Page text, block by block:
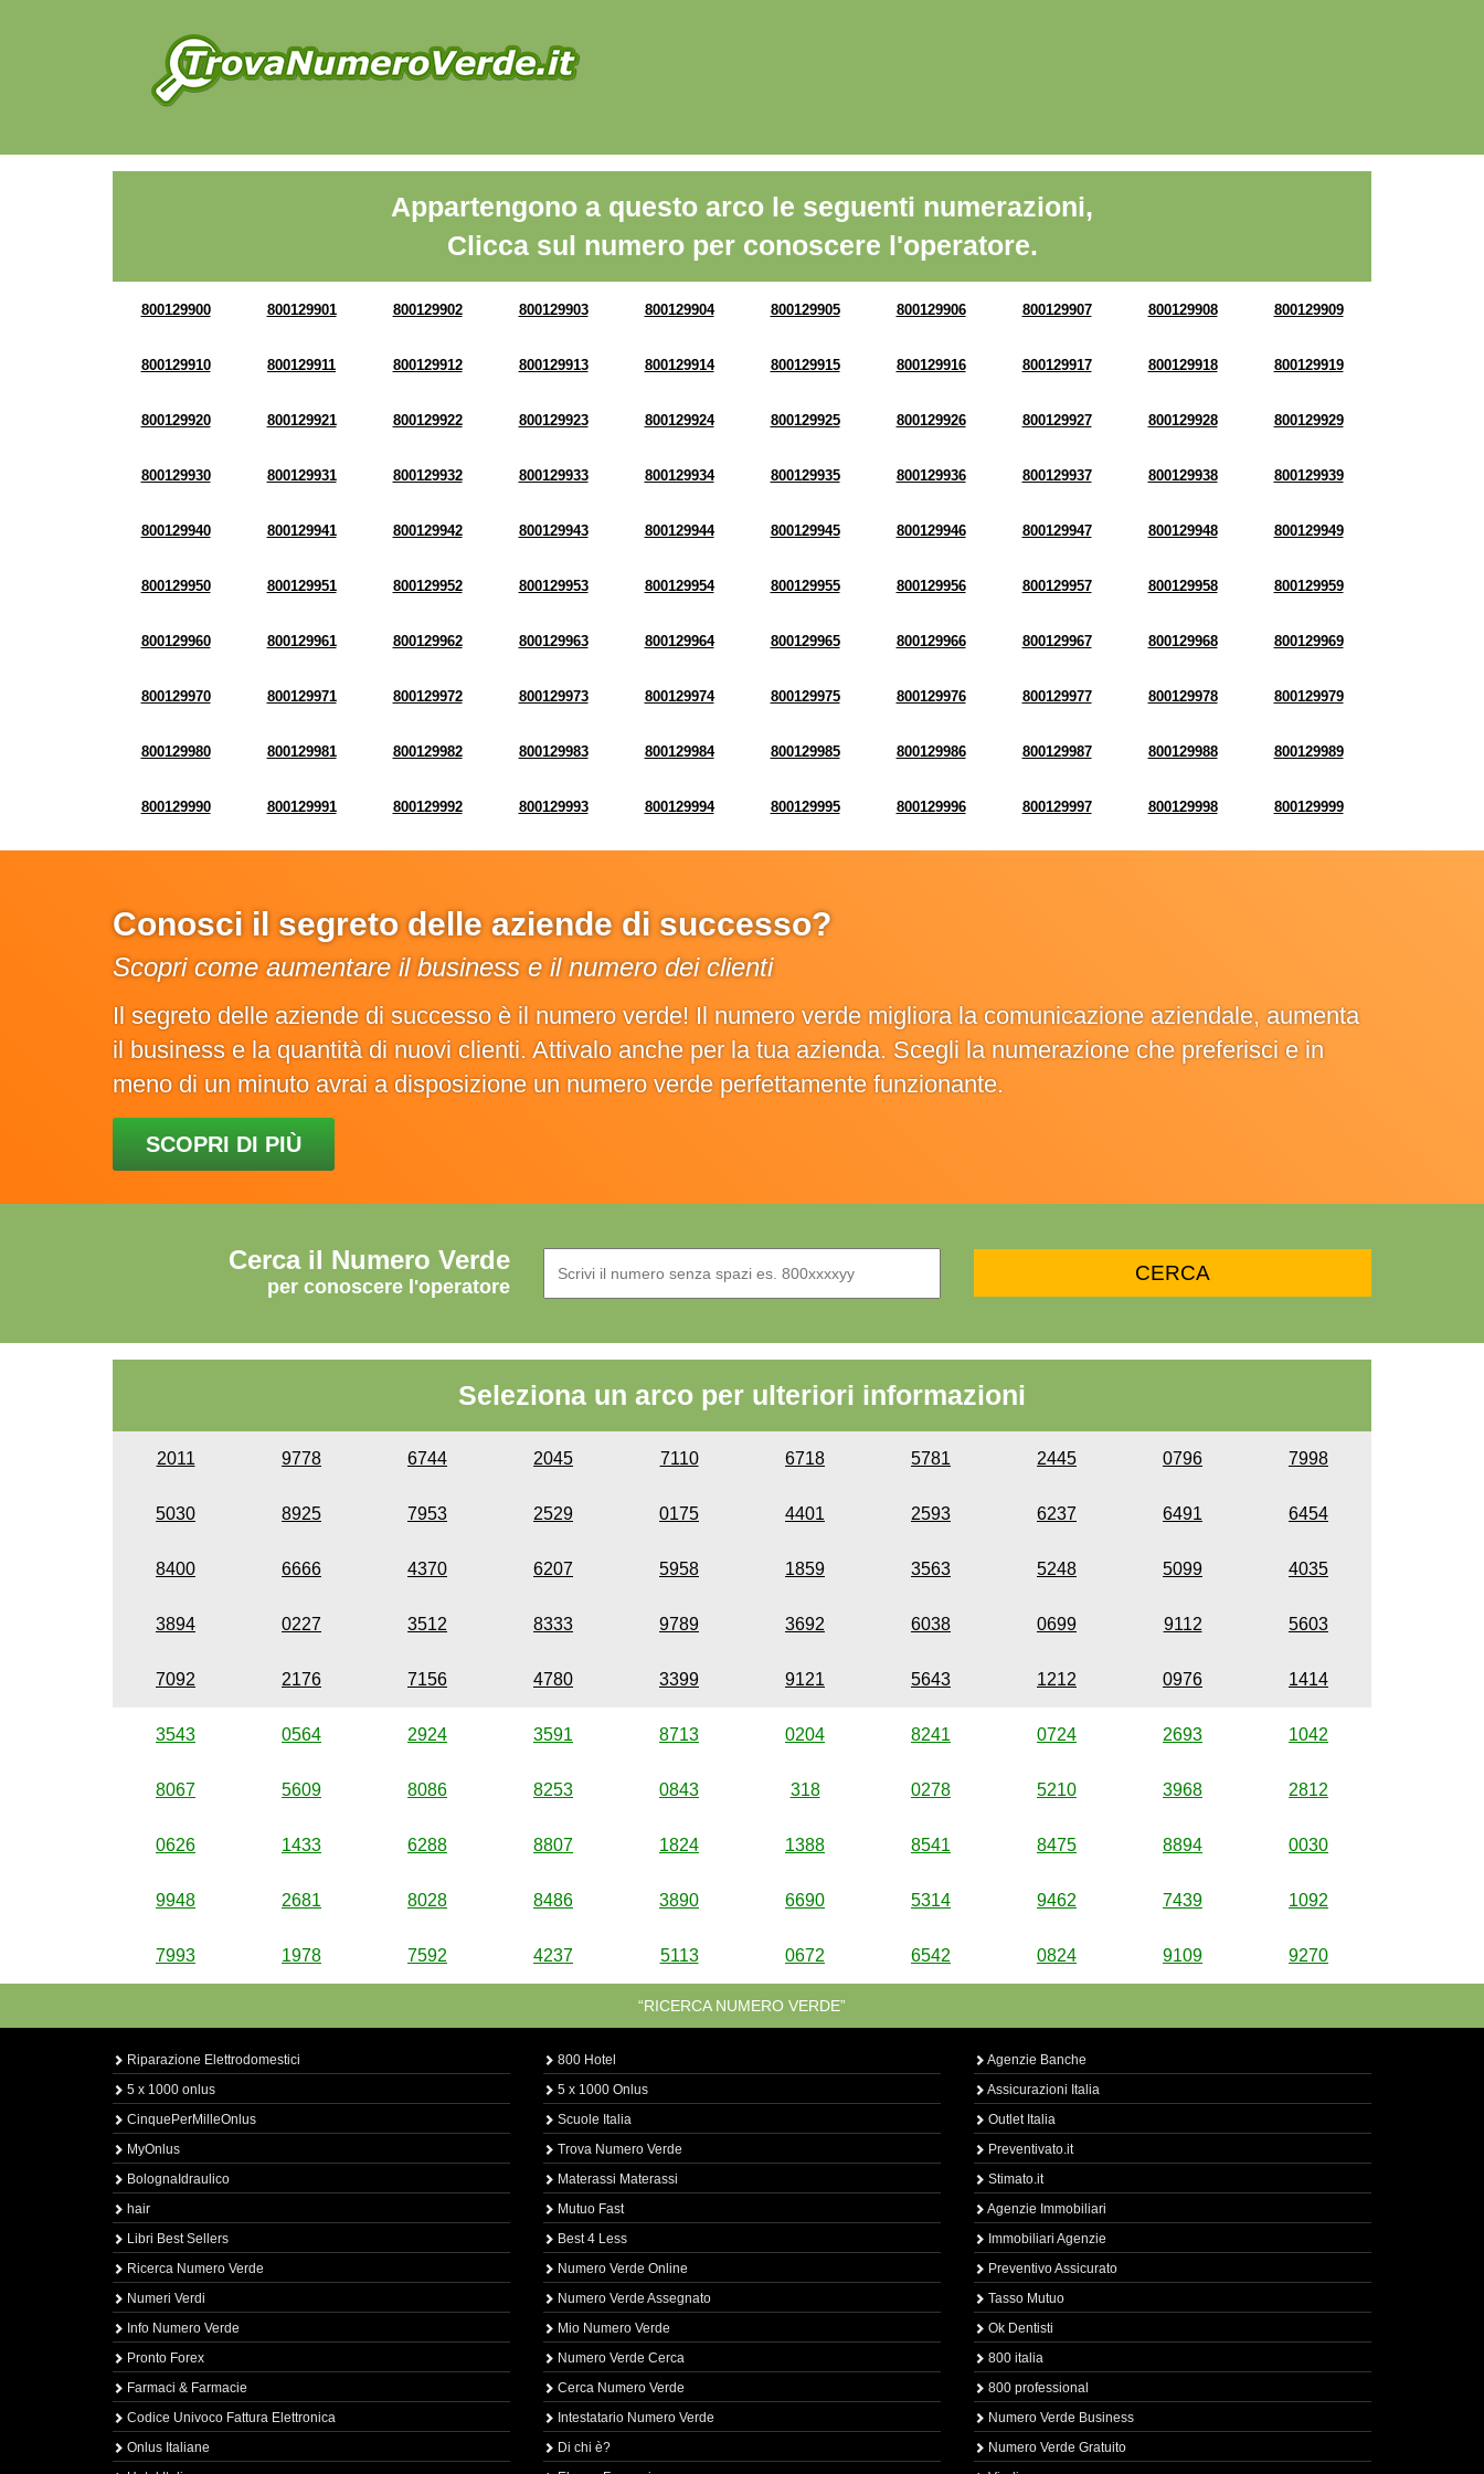
Appartengono a questo arco le seguenti numerazioni,
Clicca sul numero per conoscere l'operatore.
800129900 800129901 800129902 800129903 800129904 800129905 800129906 800129907 800129908 800129909
800129910 800129911 800129912 800129913 800129914 800129915 800129916 800129917 800129918 800129919
800129920 800129921 800129922 800129923 800129924 800129925 800129926 800129927 800129928 800129929
800129930 800129931 800129932 800129933 800129934 800129935 800129936 800129937 800129938 800129939
800129940 800129941 800129942 800129943 800129944 800129945 800129946 800129947 800129948 800129949
800129950 800129951 800129952 800129953 800129954 800129955 800129956 800129957 800129958 800129959
800129960 800129961 800129962 800129963 800129964 800129965 800129966 800129967 800129968 800129969
800129970 800129971 800129972 800129973 800129974 800129975 800129976 800129977 800129978 800129979
800129980 800129981 800129982 800129983 800129984 800129985 800129986 800129987 800129988 800129989
800129990 800129991 800129992 800129993 800129994 800129995 800129996 800129997 800129998 800129999
Conosci il segreto delle aziende di successo?
Scopri come aumentare il business e il numero dei clienti
Il segreto delle aziende di successo è il numero verde! Il numero verde migliora la comunicazione aziendale, aumenta
il business e la quantità di nuovi clienti. Attivalo anche per la tua azienda. Scegli la numerazione che preferisci e in
meno di un minuto avrai a disposizione un numero verde perfettamente funzionante.
SCOPRI DI PIÙ
Cerca il Numero Verde
per conoscere l'operatore
Seleziona un arco per ulteriori informazioni
2011 9778 6744 2045 7110 6718 5781 2445 0796 7998
5030 8925 7953 2529 0175 4401 2593 6237 6491 6454
8400 6666 4370 6207 5958 1859 3563 5248 5099 4035
3894 0227 3512 8333 9789 3692 6038 0699 9112 5603
7092 2176 7156 4780 3399 9121 5643 1212 0976 1414
3543 0564 2924 3591 8713 0204 8241 0724 2693 1042
8067 5609 8086 8253 0843 318 0278 5210 3968 2812
0626 1433 6288 8807 1824 1388 8541 8475 8894 0030
9948 2681 8028 8486 3890 6690 5314 9462 7439 1092
7993 1978 7592 4237 5113 0672 6542 0824 9109 9270
“RICERCA NUMERO VERDE”
Riparazione Elettrodomestici
5 x 1000 onlus
CinquePerMilleOnlus
MyOnlus
BolognaIdraulico
hair
Libri Best Sellers
Ricerca Numero Verde
Numeri Verdi
Info Numero Verde
Pronto Forex
Farmaci & Farmacie
Codice Univoco Fattura Elettronica
Onlus Italiane
800 Hotel
5 x 1000 Onlus
Scuole Italia
Trova Numero Verde
Materassi Materassi
Mutuo Fast
Best 4 Less
Numero Verde Online
Numero Verde Assegnato
Mio Numero Verde
Numero Verde Cerca
Cerca Numero Verde
Intestatario Numero Verde
Di chi è?
Agenzie Banche
Assicurazioni Italia
Outlet Italia
Preventivato.it
Stimato.it
Agenzie Immobiliari
Immobiliari Agenzie
Preventivo Assicurato
Tasso Mutuo
Ok Dentisti
800 italia
800 professional
Numero Verde Business
Numero Verde Gratuito